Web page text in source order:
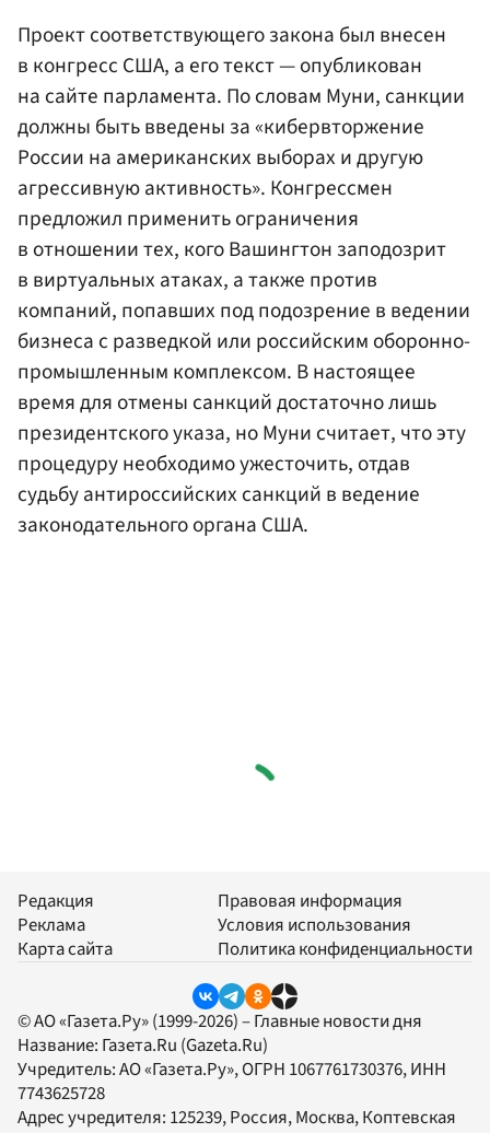
Проект соответствующего закона был внесен
в конгресс США, а его текст — опубликован
на сайте парламента. По словам Муни, санкции
должны быть введены за «кибервторжение
России на американских выборах и другую
агрессивную активность». Конгрессмен
предложил применить ограничения
в отношении тех, кого Вашингтон заподозрит
в виртуальных атаках, а также против
компаний, попавших под подозрение в ведении
бизнеса с разведкой или российским оборонно-
промышленным комплексом. В настоящее
время для отмены санкций достаточно лишь
президентского указа, но Муни считает, что эту
процедуру необходимо ужесточить, отдав
судьбу антироссийских санкций в ведение
законодательного органа США.
Редакция
Реклама
Карта сайта
Правовая информация
Условия использования
Политика конфиденциальности
© АО «Газета.Ру» (1999-2026) – Главные новости дня
Название: Газета.Ru (Gazeta.Ru)
Учредитель:АО «Газета.Ру», ОГРН 1067761730376, ИНН
7743625728
Адрес учредителя: 125239, Россия, Москва, Коптевская